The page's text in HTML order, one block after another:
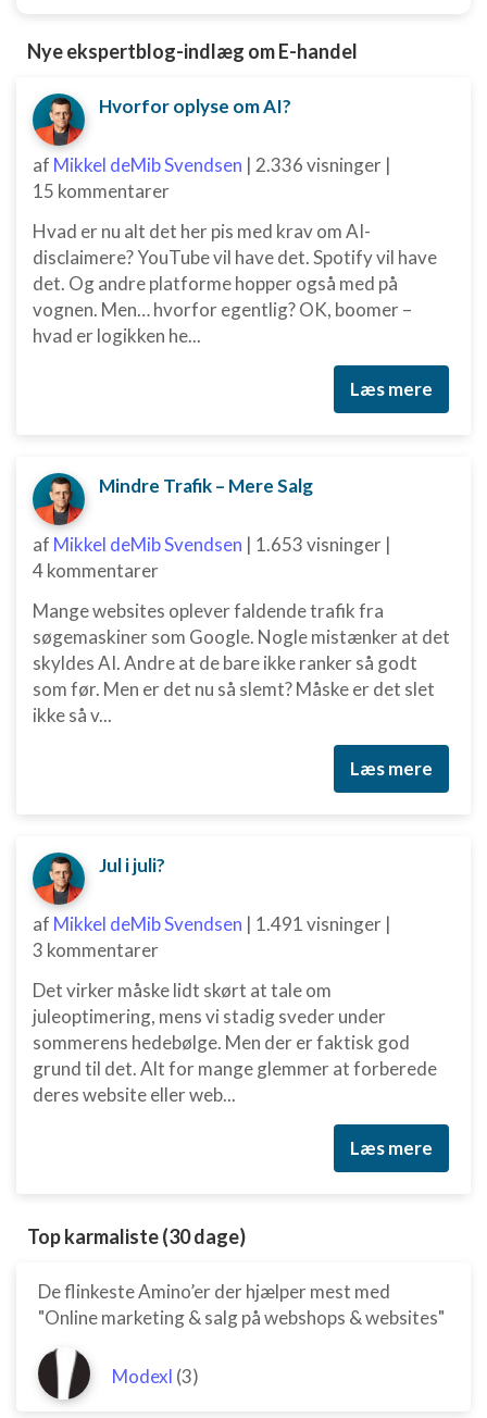
Nye ekspertblog-indlæg om E-handel
Hvorfor oplyse om AI?
af Mikkel deMib Svendsen | 2.336 visninger |
15 kommentarer
Hvad er nu alt det her pis med krav om AI-
disclaimere? YouTube vil have det. Spotify vil have
det. Og andre platforme hopper også med på
vognen. Men… hvorfor egentlig? OK, boomer –
hvad er logikken he...
Læs mere
Mindre Trafik – Mere Salg
af Mikkel deMib Svendsen | 1.653 visninger |
4 kommentarer
Mange websites oplever faldende trafik fra
søgemaskiner som Google. Nogle mistænker at det
skyldes AI. Andre at de bare ikke ranker så godt
som før. Men er det nu så slemt? Måske er det slet
ikke så v...
Læs mere
Jul i juli?
af Mikkel deMib Svendsen | 1.491 visninger |
3 kommentarer
Det virker måske lidt skørt at tale om
juleoptimering, mens vi stadig sveder under
sommerens hedebølge. Men der er faktisk god
grund til det. Alt for mange glemmer at forberede
deres website eller web...
Læs mere
Top karmaliste (30 dage)
De flinkeste Amino’er der hjælper mest med
"Online marketing & salg på webshops & websites"
Modexl (3)